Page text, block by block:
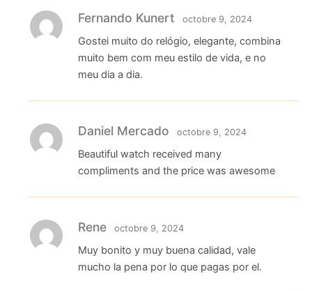
Fernando Kunert octobre 9, 2024
Gostei muito do relógio, elegante, combina
muito bem com meu estilo de vida, e no
meu dia a dia.
Daniel Mercado octobre 9, 2024
Beautiful watch received many
compliments and the price was awesome
Rene octobre 9, 2024
Muy bonito y muy buena calidad, vale
mucho la pena por lo que pagas por el.